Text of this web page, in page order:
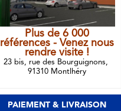
Plus de 6 000
références - Venez nous
rendre visite !
23 bis, rue des Bourguignons,
91310 Montlhéry
PAIEMENT & LIVRAISON